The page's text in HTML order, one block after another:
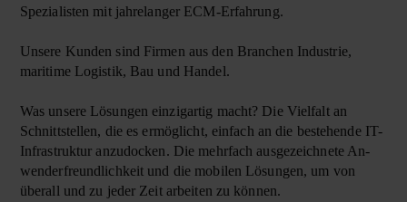
Spezialisten mit jahre­langer ECM-Er­fahrung.
Unsere Kunden sind Firmen aus den Branchen Industrie,
maritime Log­is­tik, Bau und Han­del.
Was unsere Lösungen ein­zig­artig macht? Die Vie­lfalt an
Schnitt­stel­len, die es e­rmög­licht, einfach an die be­steh­ende IT-
Infra­struktur an­zu­docken. Die mehr­fach aus­ge­zeich­nete An­
wender­freund­lich­keit und die mo­bilen Lö­sung­en, um von
über­all und zu jeder Zeit ar­bei­ten zu können.